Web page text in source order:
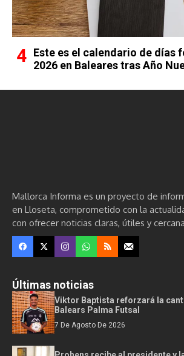
Este es el calendario de días
2026 en Baleares tras Año
Mallorca Informa es un proyecto de
en Lloseta, comprometido con la
con ofrecer noticias claras, útiles y
Últimas noticias
Viktor Baptista reforzará la
Balears Palma Futsal
7 De Agosto De 2026